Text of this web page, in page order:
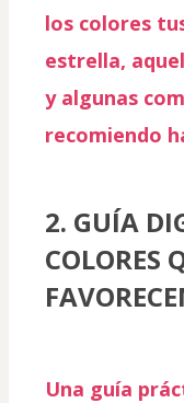
los colores
estrella,
y algunas
recomiendo
2. GUÍA
COLORES
Una guía